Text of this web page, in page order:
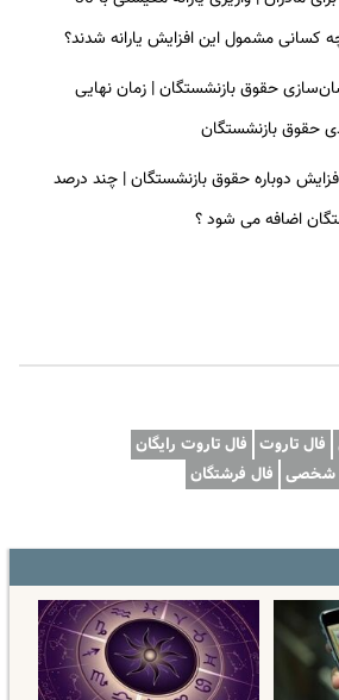
کسانی مشمول این افزایش یارانه شدند؟
حقوق بازنشستگان | زمان نهایی
دوباره حقوق بازنشستگان | چند درصد
اضافه می شود ؟
فال تاروت فال تاروت رایگان
شخصی فال فرشتگان